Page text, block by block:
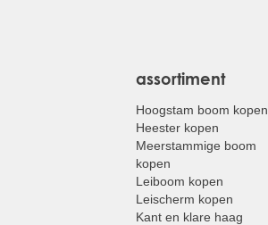
assortiment
Hoogstam boom kopen
Heester kopen
Meerstammige boom
kopen
Leiboom kopen
Leischerm kopen
Kant en klare haag